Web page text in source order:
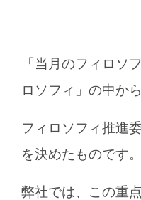
「当月のフィロソ
ロソフィ」の中から
フィロソフィ推進
を決めたものです。
弊社では、この重